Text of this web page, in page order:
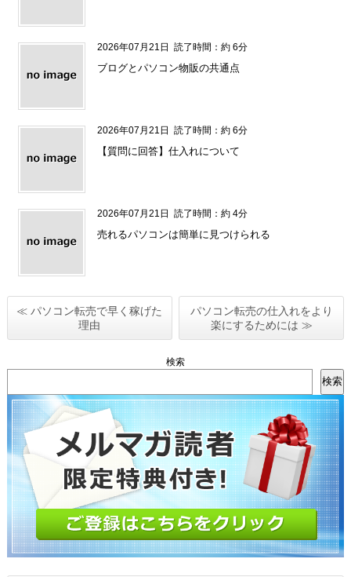
2026年07月21日 読了時間：約 6分
ブログとパソコン物販の共通点
2026年07月21日 読了時間：約 6分
【質問に回答】仕入れについて
2026年07月21日 読了時間：約 4分
売れるパソコンは簡単に見つけられる
≪ パソコン転売で早く稼げた
理由
パソコン転売の仕入れをより
楽にするためには ≫
検索
検索